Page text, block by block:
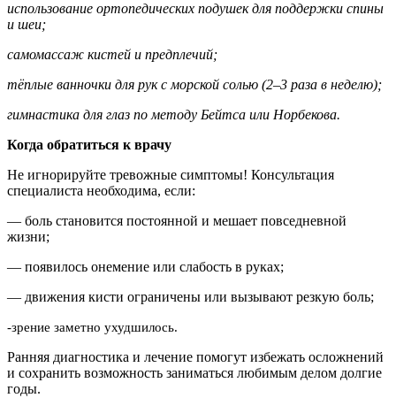
использование ортопедических подушек для поддержки спины
и шеи;
самомассаж кистей и предплечий;
тёплые ванночки для рук с морской солью (2–3 раза в неделю);
гимнастика для глаз по методу Бейтса или Норбекова.
Когда обратиться к врачу
Не игнорируйте тревожные симптомы! Консультация
специалиста необходима, если:
— боль становится постоянной и мешает повседневной
жизни;
— появилось онемение или слабость в руках;
— движения кисти ограничены или вызывают резкую боль;
-зрение заметно ухудшилось.
Ранняя диагностика и лечение помогут избежать осложнений
и сохранить возможность заниматься любимым делом долгие
годы.